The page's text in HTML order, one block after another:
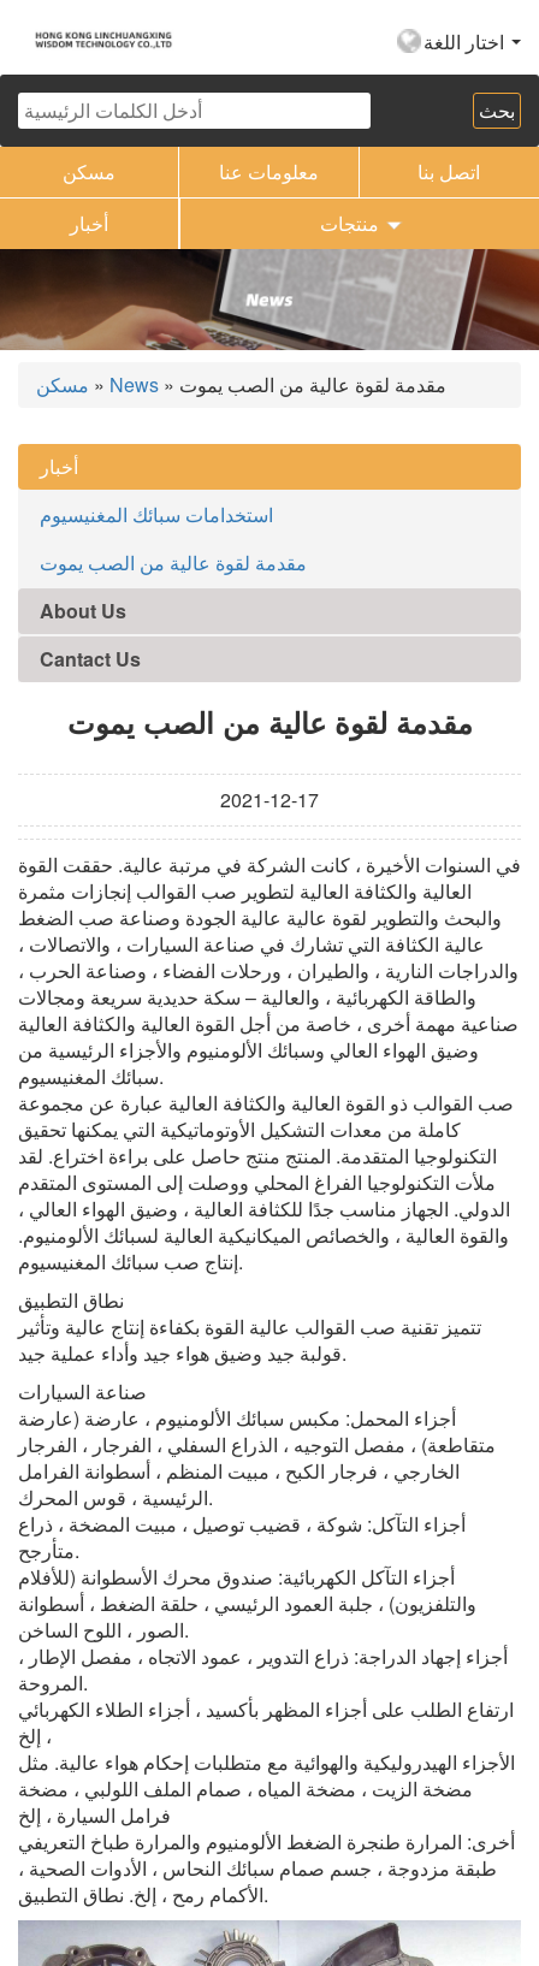
اختار اللغة
مسكن معلومات عنا
اتصل بنا
أخبار
منتجات
مسكن » News » مقدمة لقوة عالية من الصب يموت
أخبار
استخدامات سبائك المغنيسيوم
مقدمة لقوة عالية من الصب يموت
About Us
Cantact Us
مقدمة لقوة عالية من الصب يموت
2021-12-17
في السنوات الأخيرة ، كانت الشركة في مرتبة عالية. حققت القوة
العالية والكثافة العالية لتطوير صب القوالب إنجازات مثمرة
والبحث والتطوير لقوة عالية عالية الجودة وصناعة صب الضغط
عالية الكثافة التي تشارك في صناعة السيارات ، والاتصالات ،
والدراجات النارية ، والطيران ، ورحلات الفضاء ، وصناعة الحرب ،
والطاقة الكهربائية ، والعالية – سكة حديدية سريعة ومجالات
صناعية مهمة أخرى ، خاصة من أجل القوة العالية والكثافة العالية
وضيق الهواء العالي وسبائك الألومنيوم والأجزاء الرئيسية من
سبائك المغنيسيوم.
صب القوالب ذو القوة العالية والكثافة العالية عبارة عن مجموعة
كاملة من معدات التشكيل الأوتوماتيكية التي يمكنها تحقيق
التكنولوجيا المتقدمة. المنتج منتج حاصل على براءة اختراع. لقد
ملأت التكنولوجيا الفراغ المحلي ووصلت إلى المستوى المتقدم
الدولي. الجهاز مناسب جدًا للكثافة العالية ، وضيق الهواء العالي ،
والقوة العالية ، والخصائص الميكانيكية العالية لسبائك الألومنيوم.
إنتاج صب سبائك المغنيسيوم.
نطاق التطبيق
تتميز تقنية صب القوالب عالية القوة بكفاءة إنتاج عالية وتأثير
قولبة جيد وضيق هواء جيد وأداء عملية جيد.
صناعة السيارات
أجزاء المحمل: مكبس سبائك الألومنيوم ، عارضة (عارضة
متقاطعة) ، مفصل التوجيه ، الذراع السفلي ، الفرجار ، الفرجار
الخارجي ، فرجار الكبح ، مبيت المنظم ، أسطوانة الفرامل
الرئيسية ، قوس المحرك.
أجزاء التآكل: شوكة ، قضيب توصيل ، مبيت المضخة ، ذراع
متأرجح.
أجزاء التآكل الكهربائية: صندوق محرك الأسطوانة (للأفلام
والتلفزيون) ، جلبة العمود الرئيسي ، حلقة الضغط ، أسطوانة
الصور ، اللوح الساخن.
أجزاء إجهاد الدراجة: ذراع التدوير ، عمود الاتجاه ، مفصل الإطار ،
المروحة.
ارتفاع الطلب على أجزاء المظهر بأكسيد ، أجزاء الطلاء الكهربائي
، إلخ
الأجزاء الهيدروليكية والهوائية مع متطلبات إحكام هواء عالية. مثل
مضخة الزيت ، مضخة المياه ، صمام الملف اللولبي ، مضخة
فرامل السيارة ، إلخ
أخرى: المرارة طنجرة الضغط الألومنيوم والمرارة طباخ التعريفي
طبقة مزدوجة ، جسم صمام سبائك النحاس ، الأدوات الصحية ،
الأكمام رمح ، إلخ. نطاق التطبيق.